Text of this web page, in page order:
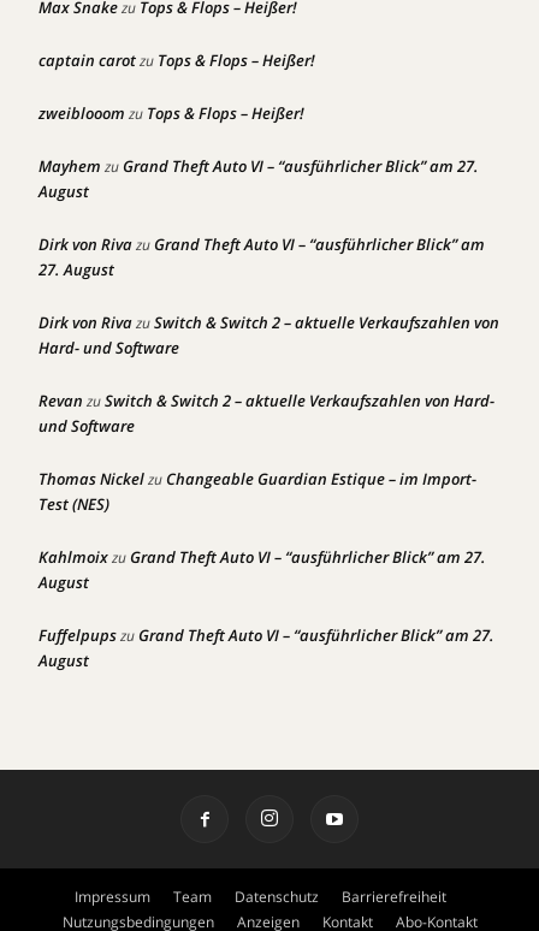
Max Snakezu Tops & Flops – Heißer!
captain carotzu Tops & Flops – Heißer!
zweiblooom zu Tops & Flops – Heißer!
Mayhem zuGrand Theft Auto VI – “ausführlicher Blick” am 27.
August
Dirk von RivazuGrand Theft Auto VI – “ausführlicher Blick” am
27. August
Dirk von RivazuSwitch & Switch 2 – aktuelle Verkaufszahlen von
Hard- und Software
Revan zuSwitch & Switch 2 – aktuelle Verkaufszahlen von Hard-
und Software
Thomas NickelzuChangeable Guardian Estique – im Import-
Test (NES)
KahlmoixzuGrand Theft Auto VI – “ausführlicher Blick” am 27.
August
FuffelpupszuGrand Theft Auto VI – “ausführlicher Blick” am 27.
August
Impressum Team Datenschutz
Barrierefreiheit
Nutzungsbedingungen
Anzeigen Kontakt Abo-Kontakt